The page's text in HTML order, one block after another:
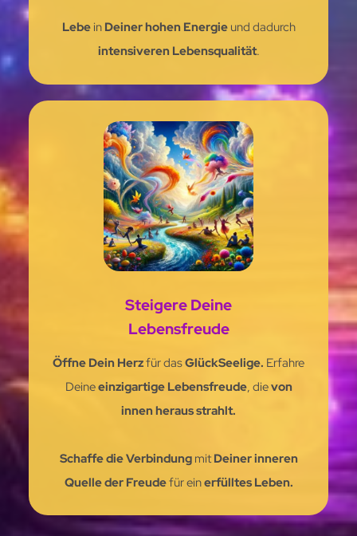
Lebein Deiner hohen Energie und dadurch
intensiveren Lebensqualität.
Steigere Deine
Lebensfreude
Öffne Dein Herzfür dasGlückSeelige. Erfahre
Deineeinzigartige Lebensfreude, dievon
innen heraus strahlt.
Schaffe die VerbindungmitDeiner inneren
Quelle der Freudefür einerfülltes Leben.